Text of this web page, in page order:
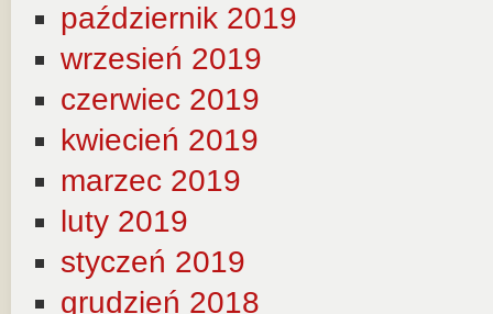
październik 2019
wrzesień 2019
czerwiec 2019
kwiecień 2019
marzec 2019
luty 2019
styczeń 2019
grudzień 2018